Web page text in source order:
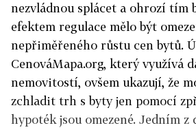
nezvládnou splácet a ohrozí tím
efektem regulace mělo být
nepřiměřeného růstu cen bytů.
CenováMapa.org, který využívá
nemovitostí, ovšem ukazují, že
zchladit trh s byty jen pomocí
hypoték jsou omezené. Jedním z